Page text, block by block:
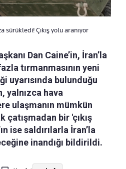
sürükledi! Çıkış yolu aranıyor
Dan Caine’in, İran’la
tırmanmasının yeni
uyarısında bulunduğu
yalnızca hava
ulaşmanın mümkün
çatışmadan bir 'çıkış
ise saldırılarla İran’la
inandığı bildirildi.